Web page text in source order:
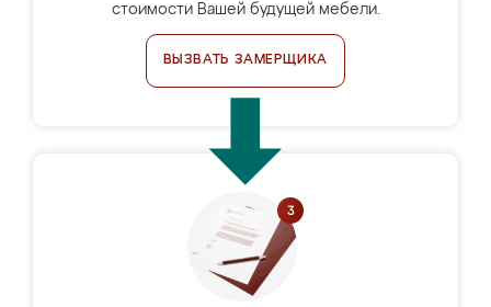
стоимости Вашей будущей мебели.
ВЫЗВАТЬ ЗАМЕРЩИКА